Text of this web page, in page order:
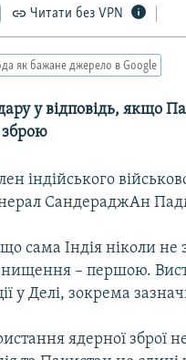
Читати без VPN
як бажане джерело в Google
у відповідь, якщо
зброю
індійського
СандераджАн
сама Індія ніколи не
– першою.
у Делі, зокрема
ядерної зброї